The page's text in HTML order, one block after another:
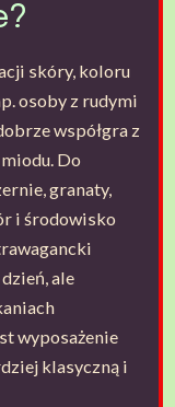
skóry, koloru
osoby z rudymi
współgra z
Do
granaty,
i środowisko
ale
wyposażenie
klasyczną i